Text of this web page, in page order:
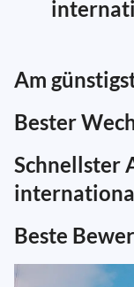
Am
Bester
Schnellster
Beste